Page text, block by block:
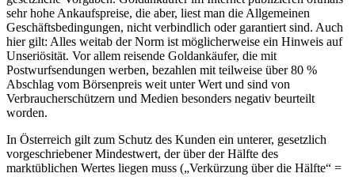
sehr hohe Ankaufspreise, die aber, liest man die Allgemeinen
Geschäftsbedingungen, nicht verbindlich oder garantiert sind. Auch
hier gilt: Alles weitab der Norm ist möglicherweise ein Hinweis auf
Unseriösität. Vor allem reisende Goldankäufer, die mit
Postwurfsendungen werben, bezahlen mit teilweise über 80 %
Abschlag vom Börsenpreis weit unter Wert und sind von
Verbraucherschützern und Medien besonders negativ beurteilt
worden.
In Österreich gilt zum Schutz des Kunden ein unterer, gesetzlich
vorgeschriebener Mindestwert, der über der Hälfte des
marktüblichen Wertes liegen muss („Verkürzung über die Hälfte“ =